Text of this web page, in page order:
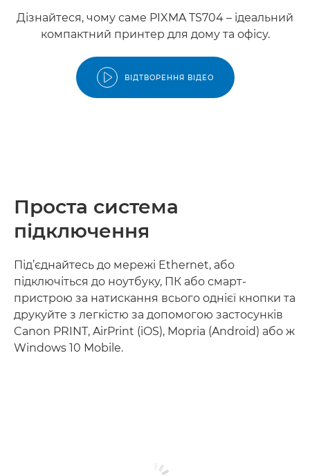
Дізнайтеся, чому саме PIXMA TS704 – ідеальний
компактний принтер для дому та офісу.
ВІДТВОРЕННЯ ВІДЕО
Проста система
підключення
Під’єднайтесь до мережі Ethernet, або
підключіться до ноутбуку, ПК або смарт-
пристрою за натискання всього однієї кнопки та
друкуйте з легкістю за допомогою застосунків
Canon PRINT, AirPrint (iOS), Mopria (Android) або ж
Windows 10 Mobile.